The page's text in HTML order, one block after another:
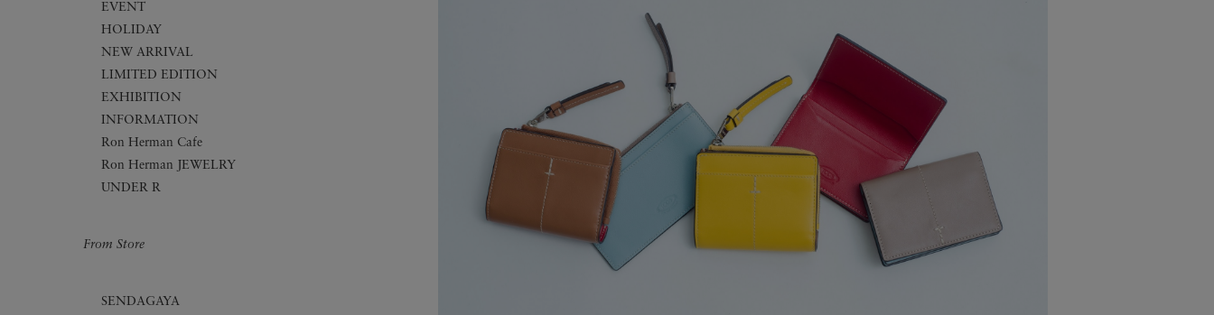
EVENT
HOLIDAY
NEW ARRIVAL
LIMITED EDITION
EXHIBITION
INFORMATION
Ron Herman Cafe
Ron Herman JEWELRY
UNDER R
From Store
SENDAGAYA